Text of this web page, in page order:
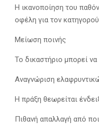
Η ικανοποίηση του
οφέλη για τον
Μείωση ποινής
Το δικαστήριο μπορεί
Αναγνώριση
Η πράξη θεωρείται
Πιθανή απαλλαγή από